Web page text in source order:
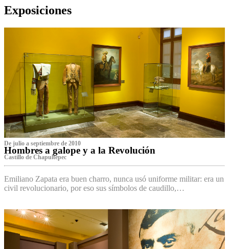
Exposiciones
De julio a septiembre de 2010
Hombres a galope y a la Revolución
Castillo de Chapultepec
Emiliano Zapata era buen charro, nunca usó uniforme militar: era un
civil revolucionario, por eso sus símbolos de caudillo,…